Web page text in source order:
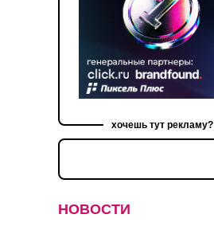
хочешь тут рекламу?
НОВОСТИ